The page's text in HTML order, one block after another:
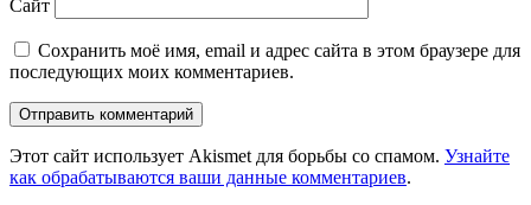
Сайт
Сохранить моё имя, email и адрес сайта в этом браузере для
последующих моих комментариев.
Этот сайт использует Akismet для борьбы со спамом. Узнайте
как обрабатываются ваши данные комментариев.